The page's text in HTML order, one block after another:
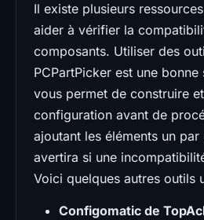
Il existe plusieurs
aider à vérifier la
composants. Utiliser des
PCPartPicker est une
vous permet de construire
configuration avant de
ajoutant les éléments un
avertira si une
Voici quelques autres outils
Configomatic de